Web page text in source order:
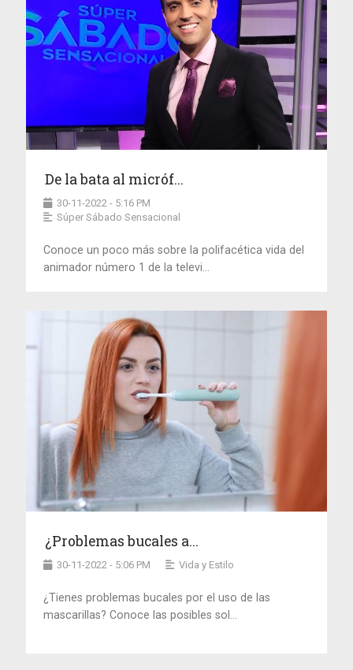
De la bata al micróf...
30-11-2022 - 5:16 PM
Súper Sábado Sensacional
Conoce un poco más sobre la polifacética vida del
animador número 1 de la televi...
¿Problemas bucales a...
30-11-2022 - 5:06 PM Vida y Estilo
¿Tienes problemas bucales por el uso de las
mascarillas? Conoce las posibles sol...